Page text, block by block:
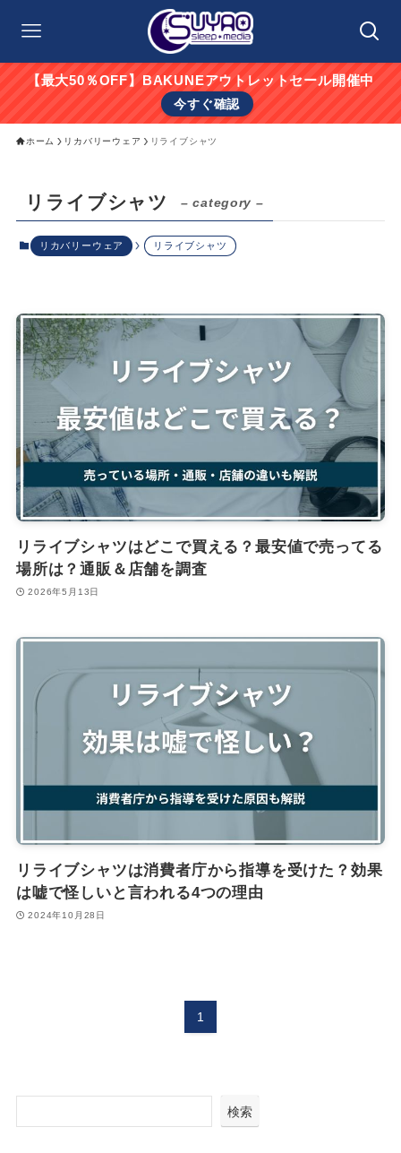
【最大50％OFF】BAKUNEアウトレットセール開催中
今すぐ確認
ホーム リカバリーウェア リライブシャツ
リライブシャツ – category –
リカバリーウェア リライブシャツ
リライブシャツはどこで買える？最安値で売ってる
場所は？通販＆店舗を調査
2026年5月13日
リライブシャツは消費者庁から指導を受けた？効果
は嘘で怪しいと言われる4つの理由
2024年10月28日
1
検索